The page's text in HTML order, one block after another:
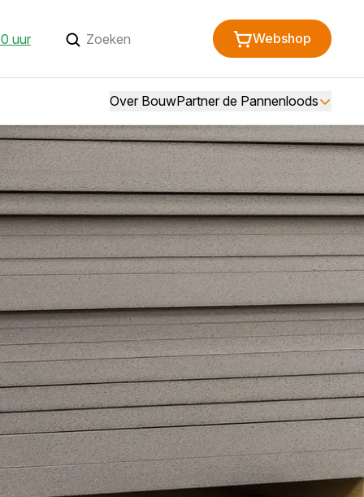
uur Webshop
Over BouwPartner de Pannenloods